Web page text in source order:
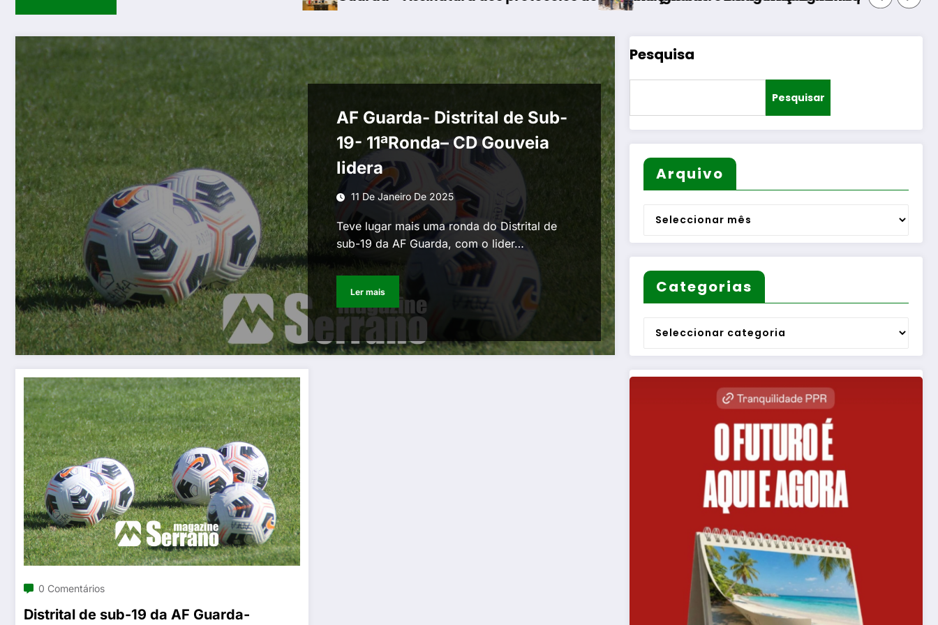
AF Guarda- Distrital de Sub-
19- 11ªRonda– CD Gouveia
lidera
11 De Janeiro De 2025
Teve lugar mais uma ronda do Distrital de
sub-19 da AF Guarda, com o lider…
Ler mais
0 Comentários
Distrital de sub-19 da AF Guarda-
Pesquisa
Pesquisar
Arquivo
Arquivo
Categorias
Categorias